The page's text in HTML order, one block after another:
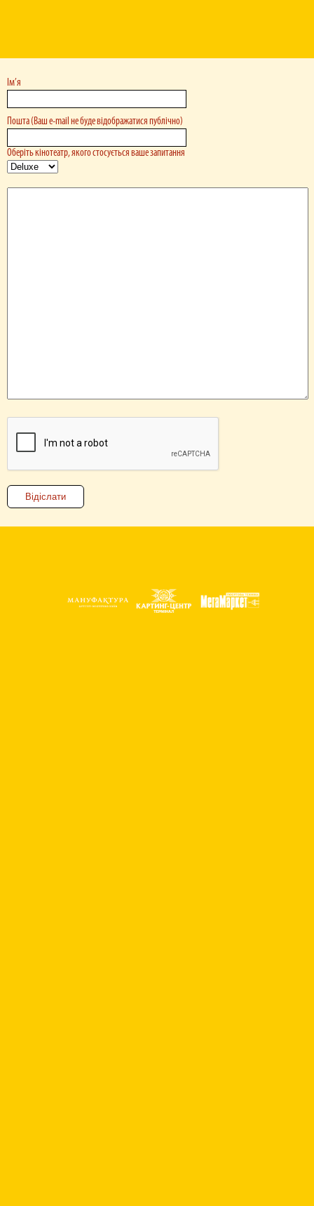
Ім’я
Пошта (Ваш e-mail не буде відображатися публічно)
Оберіть кінотеатр, якого стосується ваше запитання